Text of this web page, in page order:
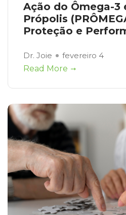
Ação do Ômega-3
Própolis
Proteção e
Dr. Joie
fevereiro 4
Read More